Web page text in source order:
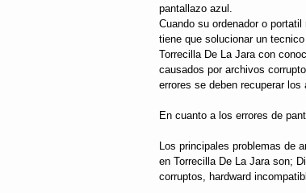
pantallazo azul.
Cuando su ordenador o
tiene que solucionar un
Torrecilla De La Jara con
causados por archivos
errores se deben recuperar los
En cuanto a los errores de
Los principales problemas de
en Torrecilla De La Jara son;
corruptos, hardward